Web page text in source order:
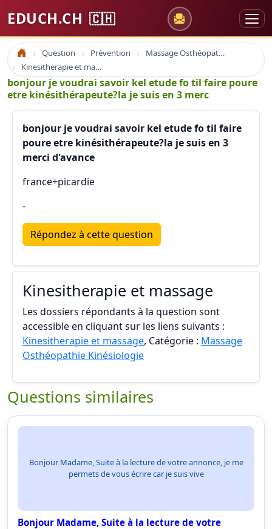
EDUCH.CH 🇨🇭
Accueil Question Prévention
Massage Osthéopathie Kinésiologie
Kinesitherapie et massage
bonjour je voudrai savoir kel etude fo til faire poure
etre kinésithérapeute?la je suis en 3 merc
bonjour je voudrai savoir kel etude fo til faire
poure etre kinésithérapeute?la je suis en 3
merci d'avance
france+picardie
-
Répondez à cette question
Kinesitherapie et massage
Les dossiers répondants à la question sont
accessible en cliquant sur les liens suivants :
Kinesitherapie et massage, Catégorie : Massage
Osthéopathie Kinésiologie
Questions similaires
Bonjour Madame, Suite à la lecture de votre annonce, je me
permets de vous écrire car je suis vive
Bonjour Madame, Suite à la lecture de votre